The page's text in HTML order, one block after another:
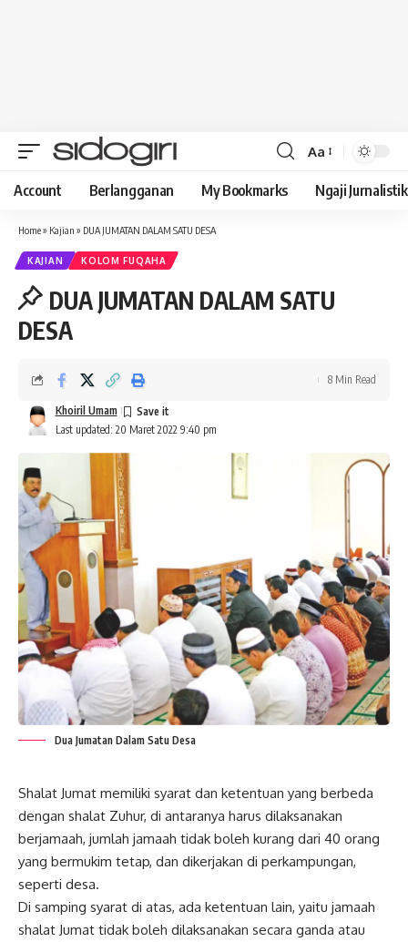
Font
Resizer
Aa
Account Berlangganan My Bookmarks Ngaji Jurnalistik
Home» Kajian » DUA JUMATAN DALAM SATU DESA
KAJIAN KOLOM FUQAHA
DUA JUMATAN DALAM SATU
DESA
Last updated: 20 Maret 2022 9:40 pm
Khoiril Umam
8 Min Read
Dua Jumatan Dalam Satu Desa
Shalat Jumat memiliki syarat dan ketentuan yang berbeda
dengan shalat Zuhur, di antaranya harus dilaksanakan
berjamaah, jumlah jamaah tidak boleh kurang dari 40 orang
yang bermukim tetap, dan dikerjakan di perkampungan,
seperti desa.
Di samping syarat di atas, ada ketentuan lain, yaitu jamaah
shalat Jumat tidak boleh dilaksanakan secara ganda atau